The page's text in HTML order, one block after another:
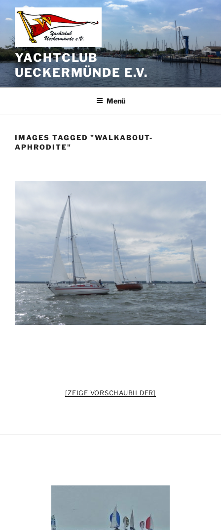
Zum
Inhalt
springen
YACHTCLUB
UECKERMÜNDE E.V.
Menü
IMAGES TAGGED "WALKABOUT-
APHRODITE"
[ZEIGE VORSCHAUBILDER]